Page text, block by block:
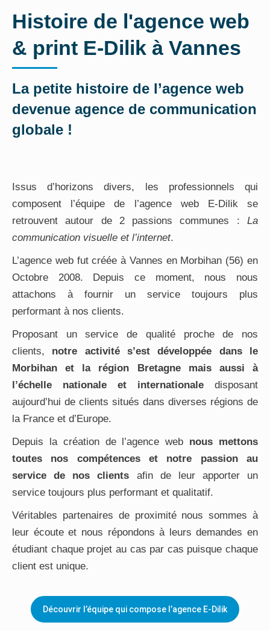
Histoire de l'agence web
& print E-Dilik à Vannes
La petite histoire de l’agence web
devenue agence de communication
globale !
Issus d’horizons divers, les professionnels qui
composent l’équipe de l’agence web E-Dilik se
retrouvent autour de 2 passions communes : La
communication visuelle et l’internet.
L’agence web fut créée à Vannes en Morbihan (56) en
Octobre 2008. Depuis ce moment, nous nous
attachons à fournir un service toujours plus
performant à nos clients.
Proposant un service de qualité proche de nos
clients, notre activité s’est développée dans le
Morbihan et la région Bretagne mais aussi à
l’échelle nationale et internationale disposant
aujourd’hui de clients situés dans diverses régions de
la France et d’Europe.
Depuis la création de l’agence web nous mettons
toutes nos compétences et notre passion au
service de nos clients afin de leur apporter un
service toujours plus performant et qualitatif.
Véritables partenaires de proximité nous sommes à
leur écoute et nous répondons à leurs demandes en
étudiant chaque projet au cas par cas puisque chaque
client est unique.
Découvrir l’équipe qui compose l’agence E-Dilik